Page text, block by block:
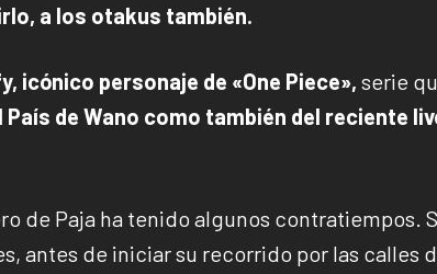
a los otakus también.
icónico personaje de «One Piece», serie
País de Wano como también del reciente
de Paja ha tenido algunos contratiempos.
antes de iniciar su recorrido por las calles